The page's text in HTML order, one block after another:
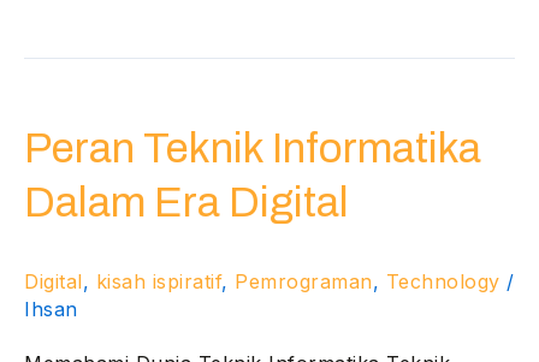
Peran Teknik Informatika
Dalam Era Digital
Digital, kisah ispiratif, Pemrograman, Technology /
Ihsan
Informatika
Era